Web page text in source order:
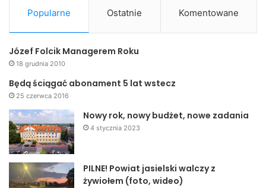
Popularne Ostatnie Komentowane
Józef Folcik Managerem Roku
18 grudnia 2010
Będą ściągać abonament 5 lat wstecz
25 czerwca 2016
Nowy rok, nowy budżet, nowe zadania
4 stycznia 2023
PILNE! Powiat jasielski walczy z
żywiołem (foto, wideo)